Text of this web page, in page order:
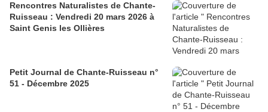
Rencontres Naturalistes de Chante-
Ruisseau : Vendredi 20 mars 2026 à
Saint Genis les Ollières
Petit Journal de Chante-Ruisseau n°
51 - Décembre 2025